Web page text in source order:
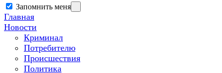
Запомнить меня
Главная
Новости
Криминал
Потребителю
Происшествия
Политика